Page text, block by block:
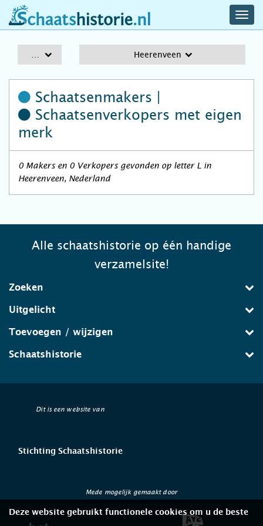
schaatshistorie.nl
Heerenveen
Schaatsenmakers |
Schaatsenverkopers met eigen
merk
0 Makers en 0 Verkopers gevonden op letter L in
Heerenveen, Nederland
Alle schaatshistorie op één handige
verzamelsite!
Zoeken
Uitgelicht
Toevoegen / wijzigen
Schaatshistorie
Dit is een website van
Stichting Schaatshistorie
Mede mogelijk gemaakt door
Deze website gebruikt functionele cookies om u de beste